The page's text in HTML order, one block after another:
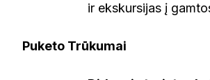
ir ekskursijas į
Puketo Trūkumai